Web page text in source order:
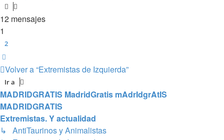
12 mensajes
1
2
Volver a “Extremistas de Izquierda”
Ir a
MADRIDGRATIS MadridGratis mAdrIdgrAtIS
MADRIDGRATIS
Extremistas. Y actualidad
↳ AntiTaurinos y Animalistas